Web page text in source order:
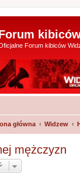
Forum kibiców
główna Widzew
mężczyzn